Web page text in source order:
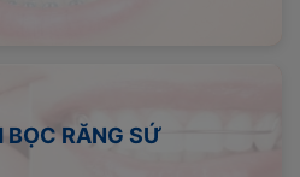
BỌC RĂNG SỨ